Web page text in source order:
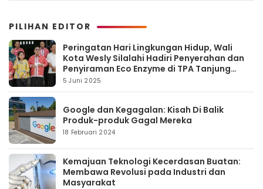
PILIHAN EDITOR
Peringatan Hari Lingkungan Hidup, Wali
Kota Wesly Silalahi Hadiri Penyerahan dan
Penyiraman Eco Enzyme di TPA Tanjung
Pinggir
5 Juni 2025
Google dan Kegagalan: Kisah Di Balik
Produk-produk Gagal Mereka
18 Februari 2024
Kemajuan Teknologi Kecerdasan Buatan:
Membawa Revolusi pada Industri dan
Masyarakat